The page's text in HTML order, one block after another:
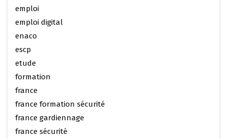
emploi
emploi digital
enaco
escp
etude
formation
france
france formation sécurité
france gardiennage
france sécurité